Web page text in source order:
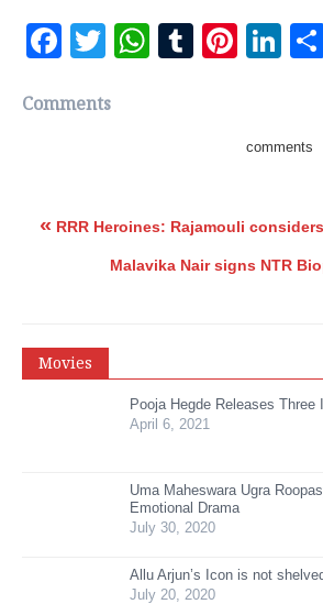
Facebook
TwitterWhatsApp
Tumblr
Comments
comments
« RRR Heroines: Rajamouli
Malavika Nair signs NTR
Movies
Pooja Hegde Releases Three
April 6, 2021
Uma Maheswara Ugra
Emotional Drama
July 30, 2020
Allu Arjun’s Icon is not
July 20, 2020